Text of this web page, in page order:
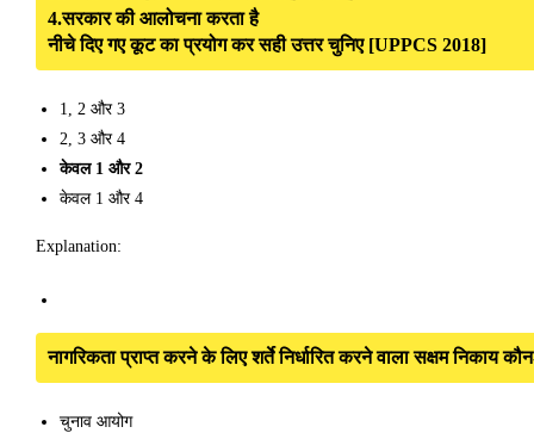
4.सरकार की आलोचना करता है
नीचे दिए गए कूट का प्रयोग कर सही उत्तर चुनिए [UPPCS 2018]
1, 2 और 3
2, 3 और 4
केवल 1 और 2
केवल 1 और 4
Explanation:
नागरिकता प्राप्त करने के लिए शर्ते निर्धारित करने वाला सक्षम निकाय
चुनाव आयोग